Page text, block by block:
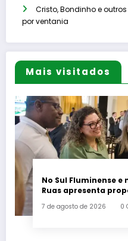
Cristo, Bondinho e
por ventania
Mais visitados
No Sul Fluminense e
Ruas apresenta
7 de agosto de 2026 0